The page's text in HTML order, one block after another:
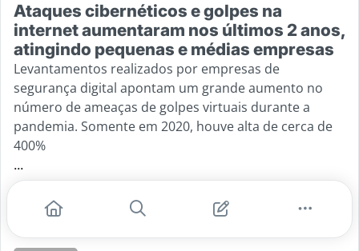
Ataques cibernéticos e golpes na
internet aumentaram nos últimos 2 anos,
atingindo pequenas e médias empresas
Levantamentos realizados por empresas de
segurança digital apontam um grande aumento no
número de ameaças de golpes virtuais durante a
pandemia. Somente em 2020, houve alta de cerca de
400%
...
#ataque cibernetico
#riscos ciberneticos